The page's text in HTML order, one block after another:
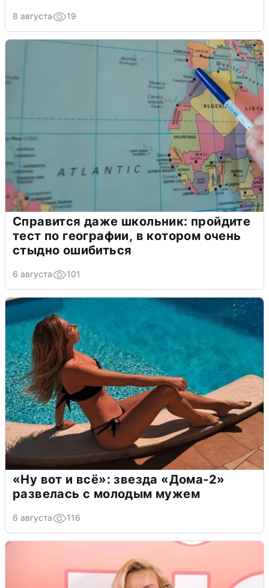
8 августа 19
Справится даже школьник: пройдите
тест по географии, в котором очень
стыдно ошибиться
6 августа 101
«Ну вот и всё»: звезда «Дома-2»
развелась с молодым мужем
6 августа 116